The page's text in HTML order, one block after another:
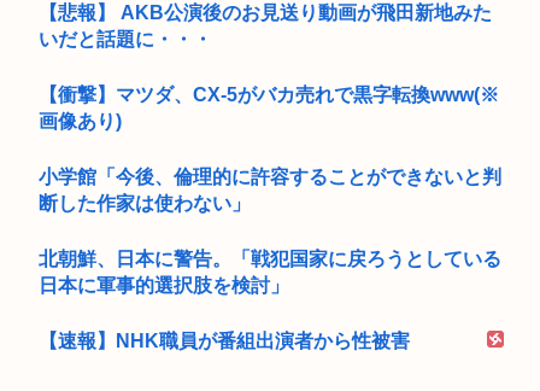
【悲報】 AKB公演後のお見送り動画が飛田新地みた
いだと話題に・・・
【衝撃】マツダ、CX-5がバカ売れで黒字転換www(※
画像あり)
小学館「今後、倫理的に許容することができないと判
断した作家は使わない」
北朝鮮、日本に警告。「戦犯国家に戻ろうとしている
日本に軍事的選択肢を検討」
【速報】NHK職員が番組出演者から性被害